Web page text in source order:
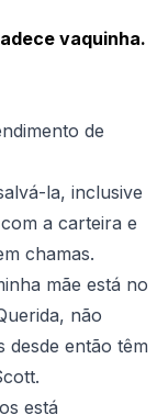
vaquinha.
de
la, inclusive
a carteira e
chamas.
mãe está no
não
desde então têm
está